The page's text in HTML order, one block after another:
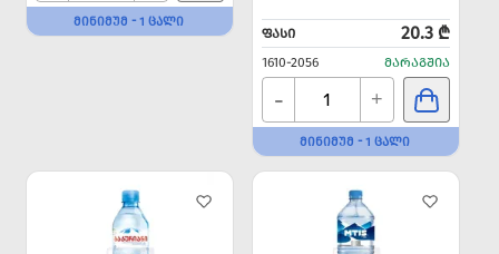
ᲛᲘᲜᲘᲛᲣᲛ - 1 ᲪᲐᲚᲘ
ᲤᲐᲡᲘ 20.3 ₾
1610-2056 ᲛᲐᲠᲐᲒᲨᲘᲐ
- +
ᲛᲘᲜᲘᲛᲣᲛ - 1 ᲪᲐᲚᲘ